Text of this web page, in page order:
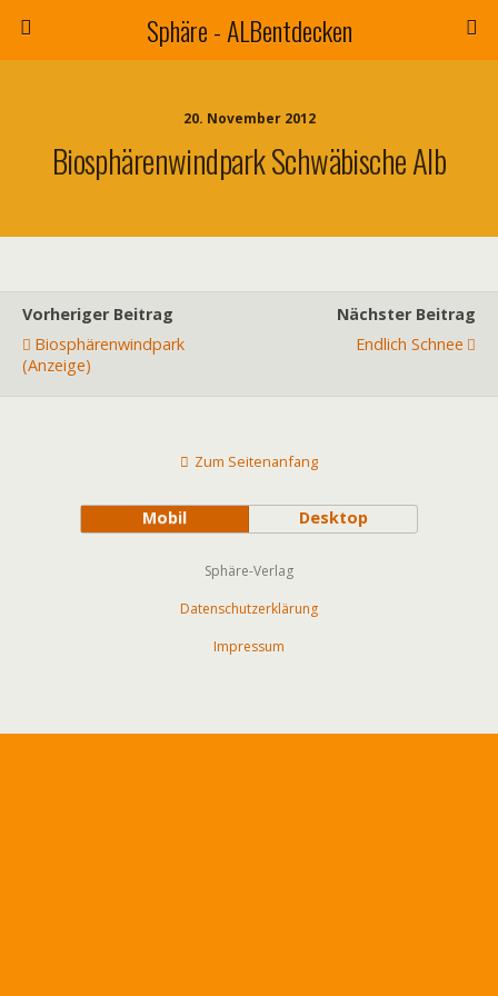
Sphäre - ALBentdecken
20. November 2012
Biosphärenwindpark Schwäbische Alb
Vorheriger Beitrag
Biosphärenwindpark
(Anzeige)
Nächster Beitrag
Endlich Schnee
Zum Seitenanfang
Mobil Desktop
Sphäre-Verlag
Datenschutzerklärung
Impressum